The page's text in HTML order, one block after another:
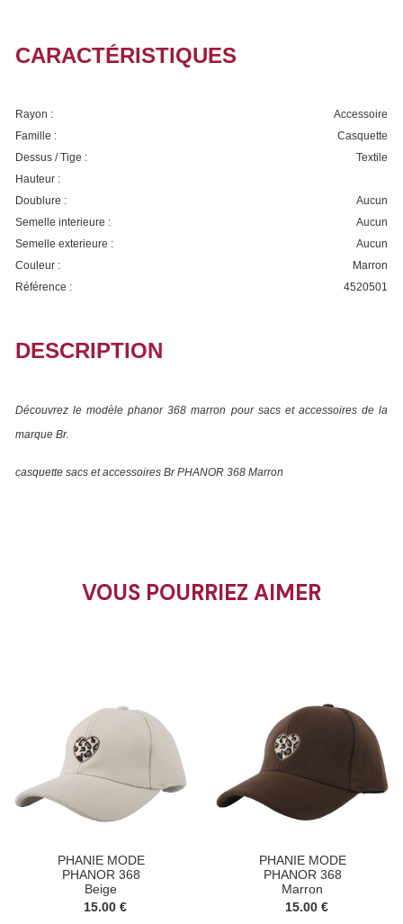
CARACTÉRISTIQUES
Rayon :
Accessoire
Famille :
Casquette
Dessus / Tige :
Textile
Hauteur :
Doublure :
Aucun
Semelle interieure :
Aucun
Semelle exterieure :
Aucun
Couleur :
Marron
Référence :
4520501
DESCRIPTION
Découvrez le modèlephanor 368 marron pour sacs et accessoires de la
marque Br.
casquette sacs et accessoires Br PHANOR 368 Marron
VOUS POURRIEZ AIMER
PHANIE MODE
PHANOR 368
Beige
15.00 €
PHANIE MODE
PHANOR 368
Marron
15.00 €